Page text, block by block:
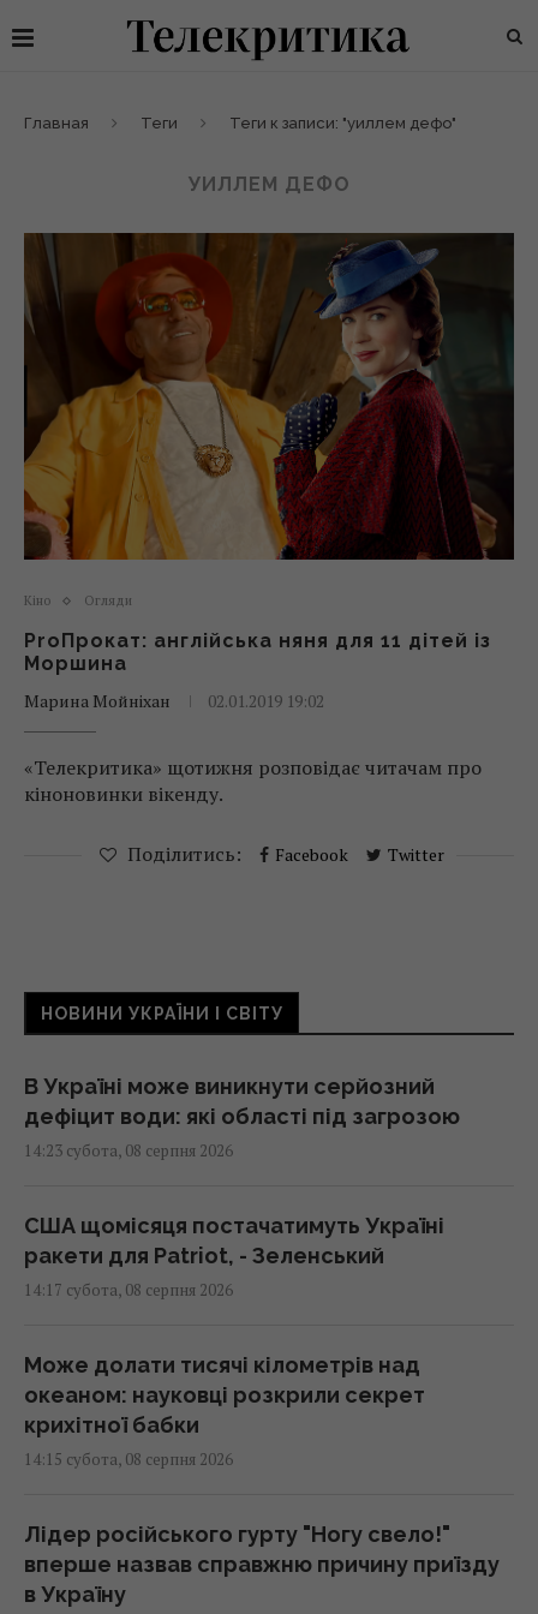
Главная Теги Теги к записи: "уиллем дефо"
УИЛЛЕМ ДЕФО
Кіно Огляди
ProПрокат: англійська няня для 11 дітей із
Моршина
Марина Мойніхан
02.01.2019 19:02
«Телекритика» щотижня розповідає читачам про
кіноновинки вікенду.
Поділитись: Facebook Twitter
НОВИНИ УКРАЇНИ І СВІТУ
В Україні може виникнути серйозний
дефіцит води: які області під загрозою
14:23 субота, 08 серпня 2026
США щомісяця постачатимуть Україні
ракети для Patriot, - Зеленський
14:17 субота, 08 серпня 2026
Може долати тисячі кілометрів над
океаном: науковці розкрили секрет
крихітної бабки
14:15 субота, 08 серпня 2026
Лідер російського гурту "Ногу свело!"
вперше назвав справжню причину приїзду
в Україну